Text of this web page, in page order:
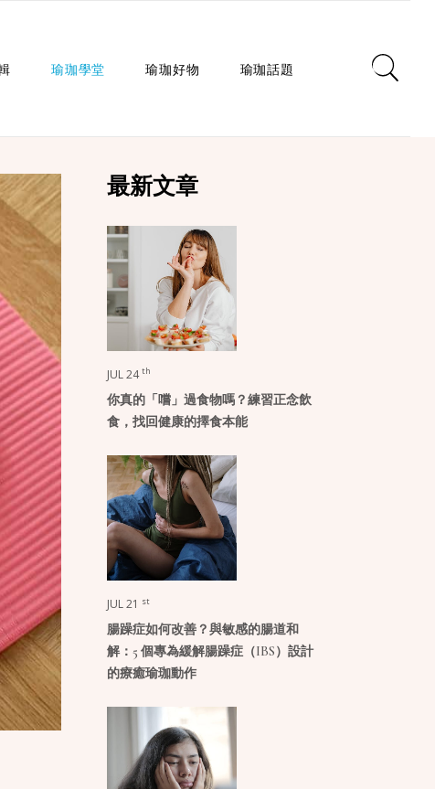
瑜珈學堂
日常瑜珈
瑜珈入門
瑜珈派別
瑜珈師資
瑜珈好物
瑜珈墊
瑜珈服
瑜珈輔具
生活選品
課程/活動
瑜珈話題
最新文章
JUL 24 th
你真的「嚐」過食物嗎？練習正念飲
食，找回健康的擇食本能
JUL 21 st
腸躁症如何改善？與敏感的腸道和
解：5 個專為緩解腸躁症（IBS）設計
的療癒瑜珈動作